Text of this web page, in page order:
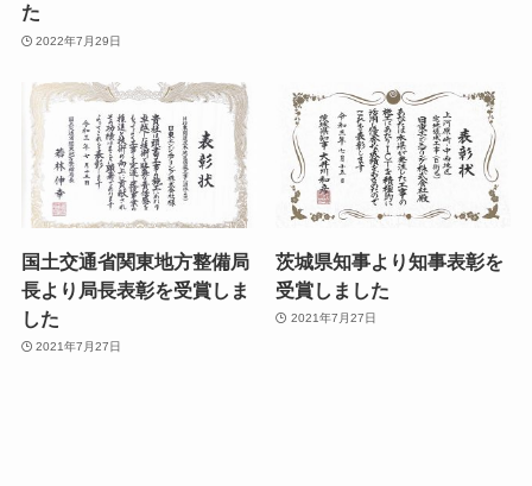
た
2022年7月29日
国土交通省関東地方整備局
長より局長表彰を受賞しま
した
2021年7月27日
茨城県知事より知事表彰を
受賞しました
2021年7月27日